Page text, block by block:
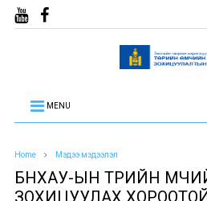
MENU
Home Мэдээ мэдээлэл
БНХАУ-ЫН ТӨРИЙН
ЗОХИЦУУЛАХ ХОРООТОЙ